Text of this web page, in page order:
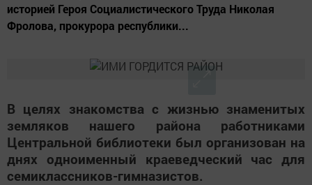
историей Героя Социалистического Труда Николая
Фролова, прокурора республики...
В целях знакомства с жизнью знаменитых
земляков нашего района работниками
Центральной библиотеки был организован на
днях одноименный краеведческий час для
семиклассников-гимназистов.